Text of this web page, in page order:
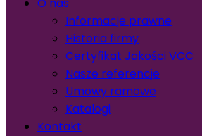
O nas
Informacje prawne
Historia firmy
Certyfikat Jakości VCC
Nasze referencje
Umowy ramowe
Katalogi
Kontakt